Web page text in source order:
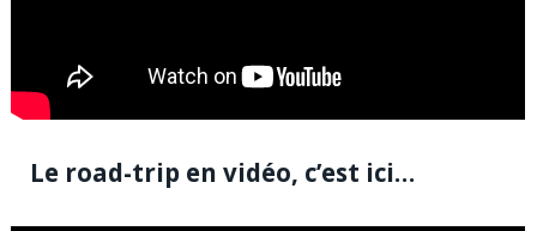
Le road-trip en vidéo, c’est ici…